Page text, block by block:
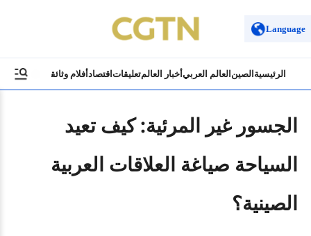
Language
الرئيسية الصين العالم العربيأخبار العالمتعليقات اقتصادأفلام وثائقية ثقافة
الجسور غير المرئية: كيف تعيد
السياحة صياغة العلاقات العربية
الصينية؟